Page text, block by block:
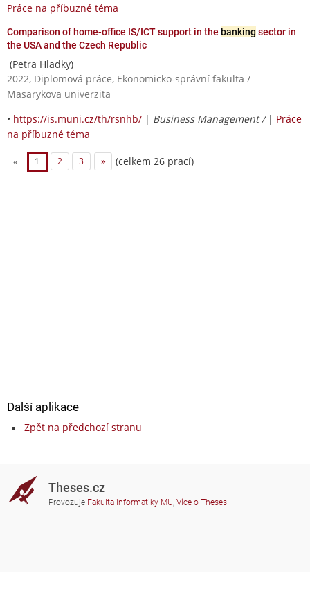
Práce na příbuzné téma
Comparison of home-office IS/ICT support in the banking sector in
the USA and the Czech Republic
(Petra Hladky)
2022, Diplomová práce, Ekonomicko-správní fakulta /
Masarykova univerzita
• https://is.muni.cz/th/rsnhb/ | Business Management / | Práce
na příbuzné téma
« 1 2 3 » (celkem 26 prací)
Další aplikace
Zpět na předchozí stranu
Theses.cz
Provozuje Fakulta informatiky MU, Více o Theses